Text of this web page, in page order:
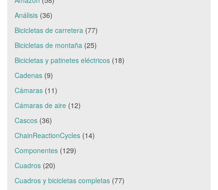
Análisis (36)
Bicicletas de carretera (77)
Bicicletas de montaña (25)
Bicicletas y patinetes eléctricos (18)
Cadenas (9)
Cámaras (11)
Cámaras de aire (12)
Cascos (36)
ChainReactionCycles (14)
Componentes (129)
Cuadros (20)
Cuadros y bicicletas completas (77)